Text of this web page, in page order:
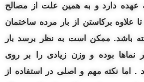
عهده دارد و به همین علت از مصالح
برکاستن از بار مرده ساختمان
باشد. ممکن است به نظر برسد بار
نماها بوده و وزن زیادی را بر روی
. اما نکته مهم و اصلی در استفاده از